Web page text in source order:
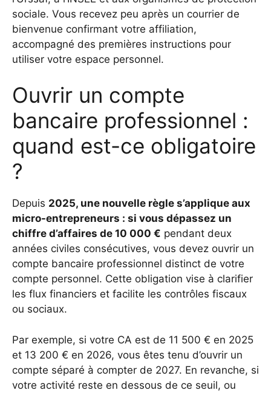
sociale. Vous recevez peu après un courrier de
bienvenue confirmant votre affiliation,
accompagné des premières instructions pour
utiliser votre espace personnel.
Ouvrir un compte
bancaire professionnel :
quand est-ce obligatoire
?
Depuis 2025, une nouvelle règle s’applique aux
micro-entrepreneurs : si vous dépassez un
chiffre d’affaires de 10 000 € pendant deux
années civiles consécutives, vous devez ouvrir un
compte bancaire professionnel distinct de votre
compte personnel. Cette obligation vise à clarifier
les flux financiers et facilite les contrôles fiscaux
ou sociaux.
Par exemple, si votre CA est de 11 500 € en 2025
et 13 200 € en 2026, vous êtes tenu d’ouvrir un
compte séparé à compter de 2027. En revanche, si
votre activité reste en dessous de ce seuil, ou